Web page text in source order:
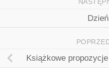
Książkowe